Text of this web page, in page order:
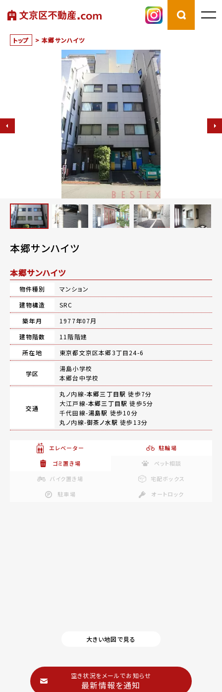
トップ > 本郷サンハイツ
本郷サンハイツ
本郷サンハイツ
物件種別
マンション
建物構造
SRC
築年月
1977年07月
建物階数
11階階建
所在地
東京都文京区本郷3丁目24-6
学区
湯島小学校
本郷台中学校
交通
丸ノ内線-本郷三丁目駅 徒歩7分
大江戸線-本郷三丁目駅 徒歩5分
千代田線-湯島駅 徒歩10分
丸ノ内線-御茶ノ水駅 徒歩13分
エレベーター
駐輪場
ゴミ置き場
ペット相談
バイク置き場
宅配ボックス
駐車場
オートロック
大きい地図で見る
空き状況をメールでお知らせ
最新情報を通知